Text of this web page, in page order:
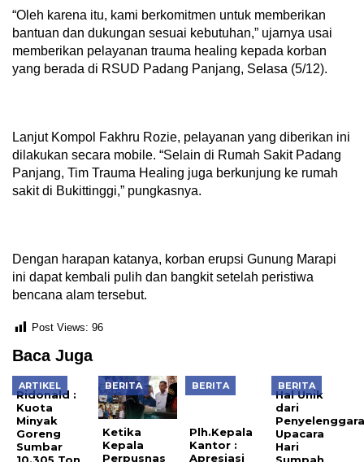
“Oleh karena itu, kami berkomitmen untuk memberikan
bantuan dan dukungan sesuai kebutuhan,” ujarnya usai
memberikan pelayanan trauma healing kepada korban
yang berada di RSUD Padang Panjang, Selasa (5/12).
Lanjut Kompol Fakhru Rozie, pelayanan yang diberikan ini
dilakukan secara mobile. “Selain di Rumah Sakit Padang
Panjang, Tim Trauma Healing juga berkunjung ke rumah
sakit di Bukittinggi,” pungkasnya.
Dengan harapan katanya, korban erupsi Gunung Marapi
ini dapat kembali pulih dan bangkit setelah peristiwa
bencana alam tersebut.
Post Views: 96
Baca Juga
ARTIKEL
Ridonald :
Kuota
Minyak
Goreng
Sumbar
BERITA
Ketika
Kepala
Perpusnas
BERITA
Plh.Kepala
Progam
Optimalisasi
BERITA
Hal Unik
dari
Upacara
Hari